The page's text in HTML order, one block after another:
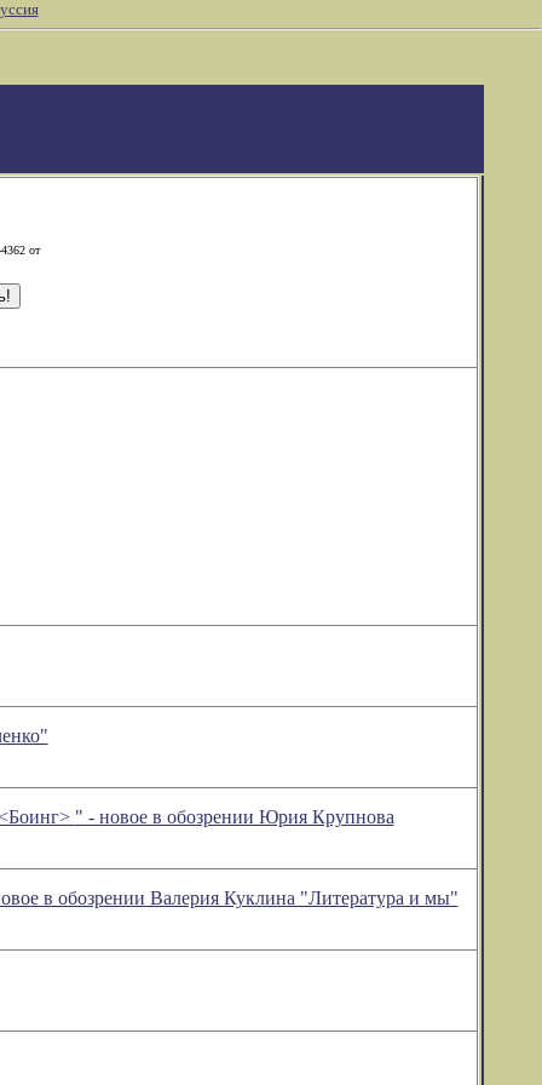
от
" - новое в обозрении Юрия Крупнова
в обозрении Валерия Куклина "Литература и мы"